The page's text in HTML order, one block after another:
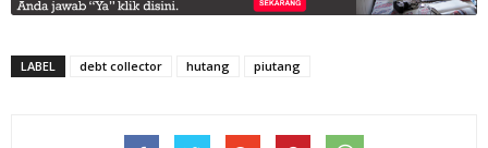
LABEL debt collector hutang piutang